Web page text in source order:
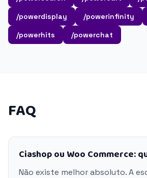
/powerdisplay
/powerinfinity
/powerhits
/powerchat
FAQ
Ciashop ou Woo Commerce:
Não existe melhor absoluto. A